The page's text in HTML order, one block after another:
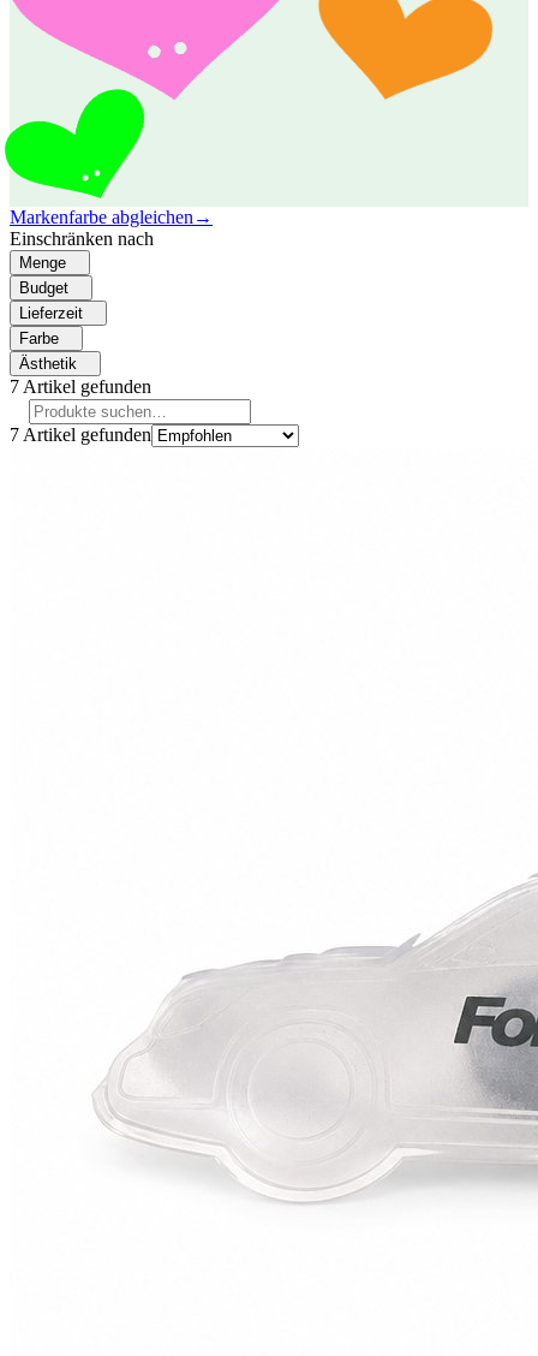
Markenfarbe abgleichen →
Einschränken nach
Menge
Budget
Lieferzeit
Farbe
Ästhetik
7 Artikel gefunden
7 Artikel gefunden